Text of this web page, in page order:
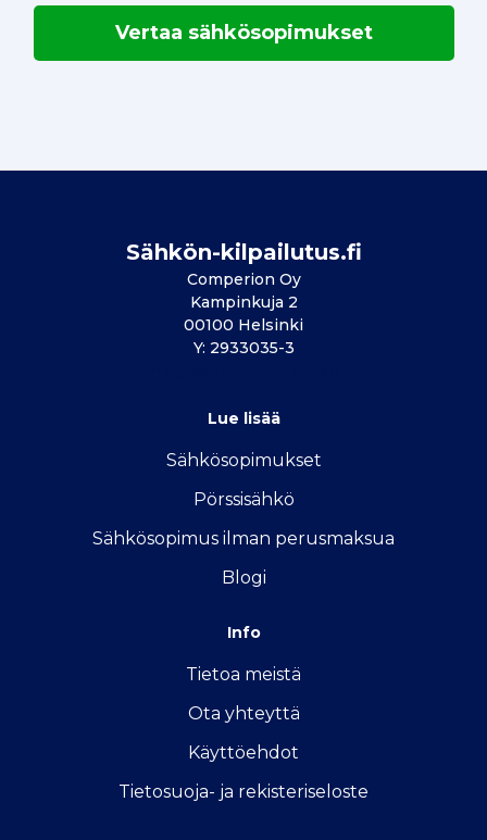
Vertaa sähkösopimukset
Sähkön-kilpailutus.fi
Comperion Oy
Kampinkuja 2
00100 Helsinki
Y: 2933035-3
Lue lisää
Sähkösopimukset
Pörssisähkö
Sähkösopimus ilman perusmaksua
Blogi
Info
Tietoa meistä
Ota yhteyttä
Käyttöehdot
Tietosuoja- ja rekisteriseloste